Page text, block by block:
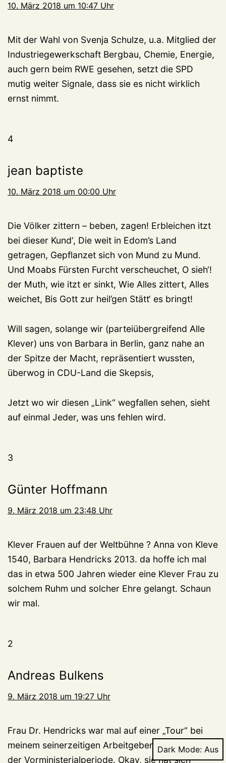
10. März 2018 um 10:47 Uhr
Mit der Wahl von Svenja Schulze, u.a. Mitglied der
Industriegewerkschaft Bergbau, Chemie, Energie,
auch gern beim RWE gesehen, setzt die SPD
mutig weiter Signale, dass sie es nicht wirklich
ernst nimmt.
4
jean baptiste
10. März 2018 um 00:00 Uhr
Die Völker zittern – beben, zagen! Erbleichen itzt
bei dieser Kund‘, Die weit in Edom’s Land
getragen, Gepflanzet sich von Mund zu Mund.
Und Moabs Fürsten Furcht verscheuchet, O sieh‘!
der Muth, wie itzt er sinkt, Wie Alles zittert, Alles
weichet, Bis Gott zur heil’gen Stätt‘ es bringt!
Will sagen, solange wir (parteiübergreifend Alle
Klever) uns von Barbara in Berlin, ganz nahe an
der Spitze der Macht, repräsentiert wussten,
überwog in CDU-Land die Skepsis,
Jetzt wo wir diesen „Link“ wegfallen sehen, sieht
auf einmal Jeder, was uns fehlen wird.
3
Günter Hoffmann
9. März 2018 um 23:48 Uhr
Klever Frauen auf der Weltbühne ? Anna von Kleve
1540, Barbara Hendricks 2013. da hoffe ich mal
das in etwa 500 Jahren wieder eine Klever Frau zu
solchem Ruhm und solcher Ehre gelangt. Schaun
wir mal.
2
Andreas Bulkens
9. März 2018 um 19:27 Uhr
Frau Dr. Hendricks war mal auf einer „Tour“ bei
meinem seinerzeitigen Arbeitgeber zu Gast – in
der Vorministerialperiode. Okay, sie hat sich
Dark Mode: